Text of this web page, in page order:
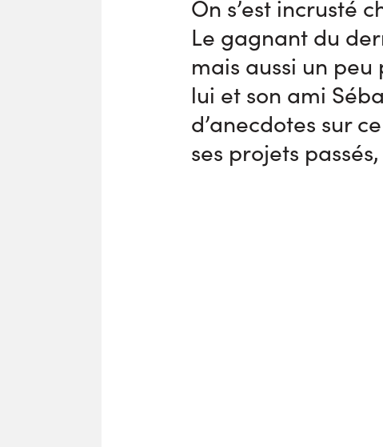
On s’est incrusté
Le gagnant du
mais aussi un
lui et son ami
d’anecdotes sur
ses projets